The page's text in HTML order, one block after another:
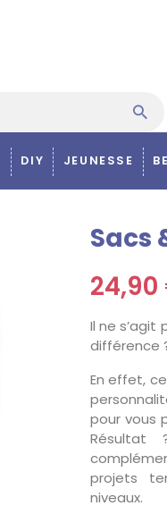
DIY JEUNESSE
Sacs
Il ne s’agit
différence
En effet,
pour vous
Résultat
projets
niveaux.